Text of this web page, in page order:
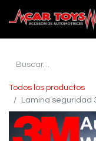
Todos los productos
Lamina seguridad